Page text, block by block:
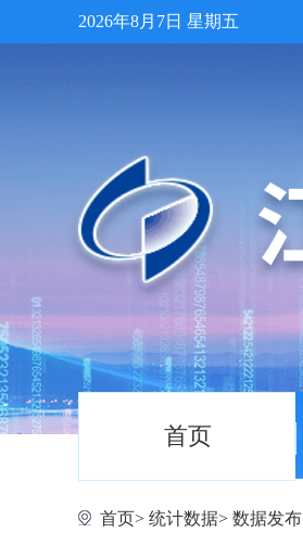
2026年8月7日 星期五
首页
首页> 统计数据> 数据发布